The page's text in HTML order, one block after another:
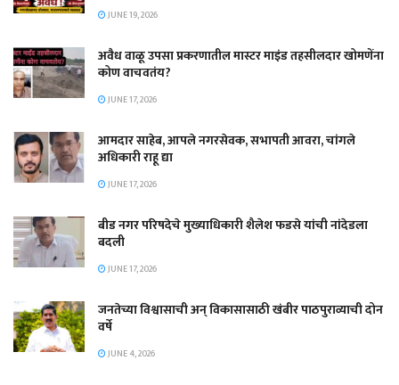
JUNE 19, 2026
अवैध वाळू उपसा प्रकरणातील मास्टर माइंड तहसीलदार खोमणेंना
कोण वाचवतंय?
JUNE 17, 2026
आमदार साहेब, आपले नगरसेवक, सभापती आवरा, चांगले
अधिकारी राहू द्या
JUNE 17, 2026
बीड नगर परिषदेचे मुख्याधिकारी शैलेश फडसे यांची नांदेडला
बदली
JUNE 17, 2026
जनतेच्या विश्वासाची अन् विकासासाठी खंबीर पाठपुराव्याची दोन
वर्षे
JUNE 4, 2026